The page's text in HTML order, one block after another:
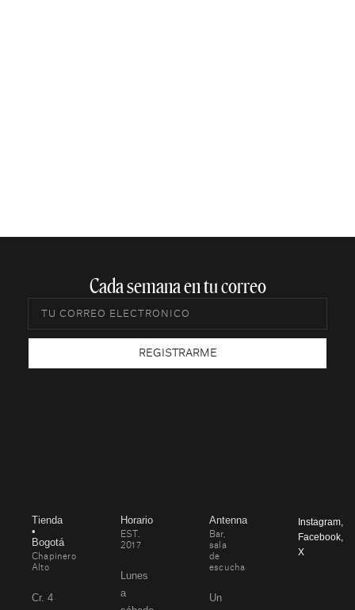
Cada semana en tu correo​
REGISTRARME
Tienda
•
Bogotá
Chapinero
Alto
Cr. 4
Horario
EST.
2017
Lunes
a
Antenna
Bar,
sala
de
escucha
Un
Instagram,
Facebook,
X